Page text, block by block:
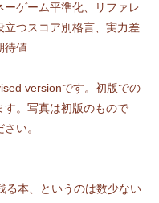
ーゲーム平準化、リファレ
立つスコア別格言、実力差
待値
versionです。初版での
す。写真は初版のもので
い。
る本、というのは数少ない